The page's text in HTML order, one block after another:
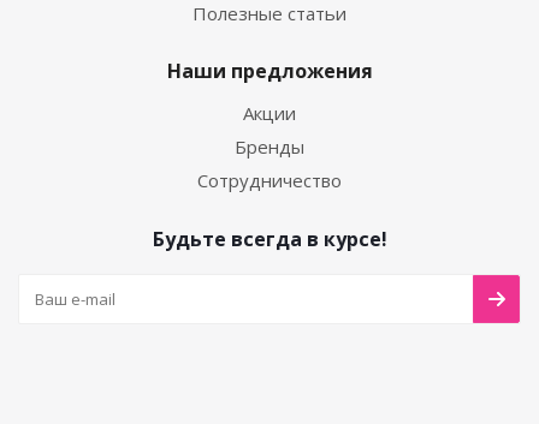
Полезные статьи
Наши предложения
Акции
Бренды
Сотрудничество
Будьте всегда в курсе!